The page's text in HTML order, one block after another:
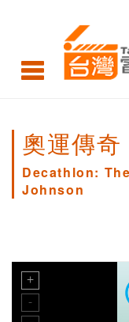
奧運傳
Decathlon:
Johnson